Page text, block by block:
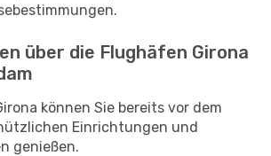
über die Flughäfen Girona
können Sie bereits vor dem
Einrichtungen und
genießen.